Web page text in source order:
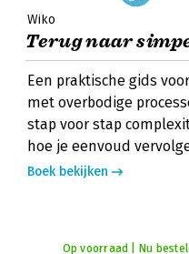
Wiko
Terug naar
Een praktische gids
met overbodige
stap voor stap
hoe je eenvoud
Boek bekijken
Op voorraad | Nu